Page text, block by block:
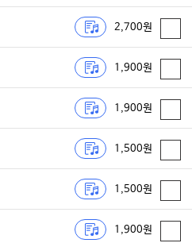
2,700원
1,900원
1,900원
1,500원
1,500원
1,900원